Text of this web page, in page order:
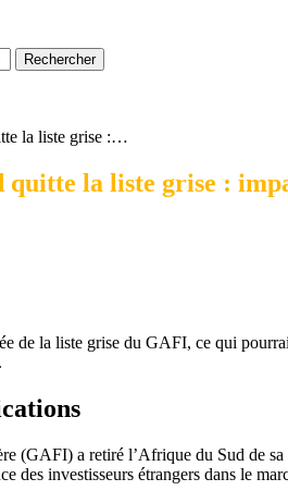
Rechercher
la liste grise :…
quitte la liste grise :
de la liste grise du GAFI, ce qui
(GAFI) a retiré l’Afrique du Sud de
des investisseurs étrangers dans le